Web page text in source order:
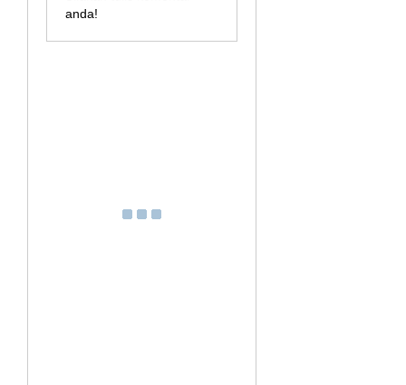
anda!